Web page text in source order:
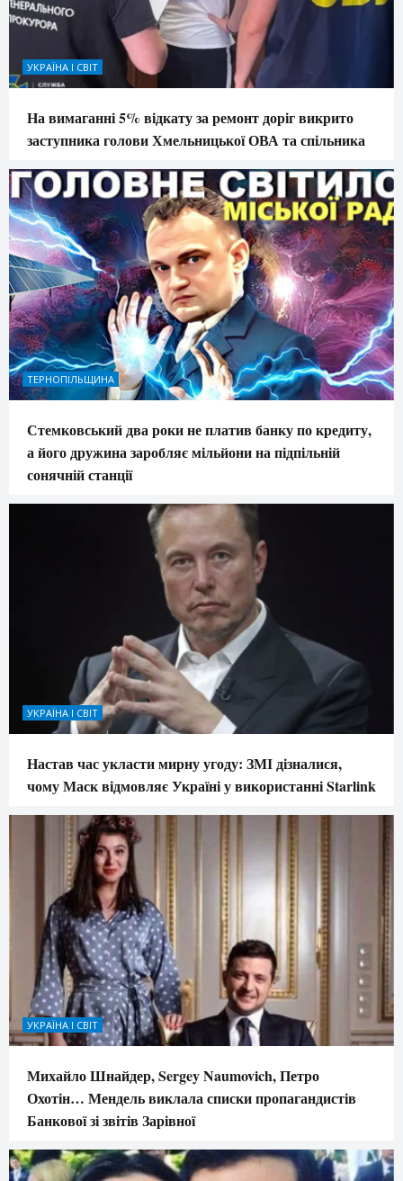
УКРАЇНА І СВІТ
На вимаганні 5% відкату за ремонт доріг викрито
заступника голови Хмельницької ОВА та спільника
ТЕРНОПІЛЬЩИНА
Стемковський два роки не платив банку по кредиту,
а його дружина заробляє мільйони на підпільній
сонячній станції
УКРАЇНА І СВІТ
Настав час укласти мирну угоду: ЗМІ дізналися,
чому Маск відмовляє Україні у використанні Starlink
УКРАЇНА І СВІТ
Михайло Шнайдер, Sergey Naumovich, Петро
Охотін… Мендель виклала списки пропагандистів
Банкової зі звітів Зарівної